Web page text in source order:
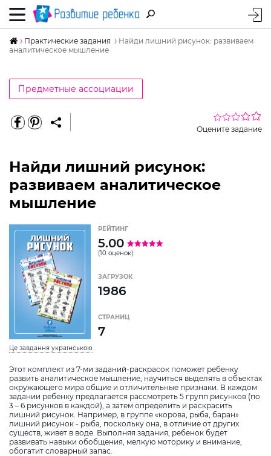
Практические задания
Найди лишний рисунок: развиваем
аналитическое мышление
Предметные ассоциации
Оцените задание
Найди лишний рисунок:
развиваем аналитическое
мышление
Це завдання українською
Этот комплект из 7-ми заданий-раскрасок поможет ребенку
развить аналитическое мышление, научиться выделять в объектах
окружающего мира общие и отличительные признаки. В каждом
задании ребенку предлагается рассмотреть 5 групп рисунков (по
3 – 6 рисунков в каждой), а затем определить и раскрасить
лишний рисунок. Например, в группе «корова, рыба, баран»
лишний рисунок - рыба, поскольку она, в отличие от других
существ, живет в воде. Выполняя задания, ребенок будет
развивать навыки обобщения, мелкую моторику и внимание,
обогатит словарный запас.
РЕЙТИНГ
5.00
(10 оценок)
ЗАГРУЗОК
1986
СТРАНИЦ
7